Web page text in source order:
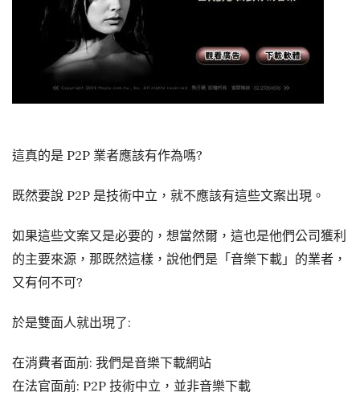
這真的是 P2P 業者應該有作為嗎?
既然要說 P2P 是技術中立，就不應該有這些文案出現。
如果這些文案又是必要的，想當然爾，這也是他們公司獲利
的主要來源，那既然這樣，說他們是「音樂下載」的業者，
又有何不可?
於是雙面人就出現了:
在消費者面前: 我們是音樂下載網站
在法官面前: P2P 技術中立，並非音樂下載